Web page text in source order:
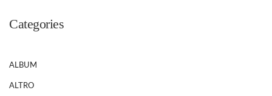
Categories
ALBUM
ALTRO